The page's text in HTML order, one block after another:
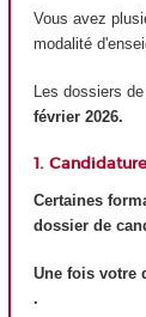
Vous avez
modalité
Les dossiers
février 2026.
1.
Certaines
dossier de
Une fois votre
.